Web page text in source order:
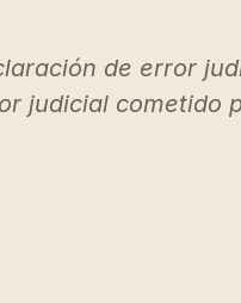
de error
judicial cometido